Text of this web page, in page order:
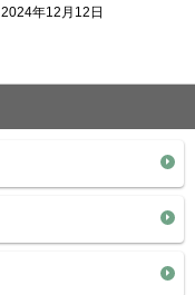
2024年12月12日